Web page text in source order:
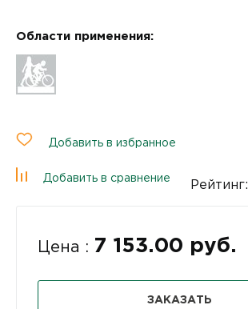
Области применения:
Добавить в избранное
Добавить в сравнение
Рейтинг:
Цена : 7 153.00 руб.
ЗАКАЗАТЬ